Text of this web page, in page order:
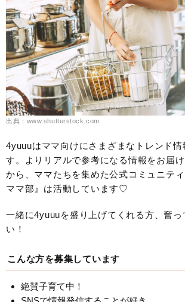
出典：www.shutterstock.com
4yuuuはママ向けにさまざまなトレンド情
す。よりリアルで参考になる情報をお届
から、ママたちを集めた公式コミュニテ
ママ部』は活動しています♡
一緒に4yuuuを盛り上げてくれる方、奮っ
い！
こんな方を募集しています
絶賛子育て中！